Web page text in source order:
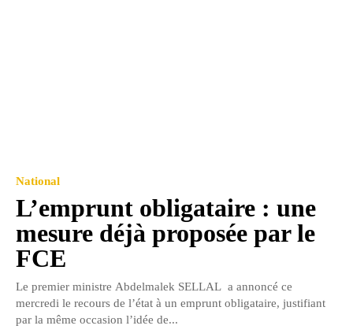
National
L’emprunt obligataire : une
mesure déjà proposée par le
FCE
Le premier ministre Abdelmalek SELLAL a annoncé ce
mercredi le recours de l’état à un emprunt obligataire, justifiant
par la même occasion l’idée de...